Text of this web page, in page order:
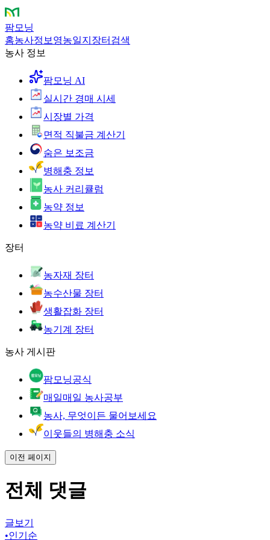
팜모닝
홈농사정보 영농일지 장터 검색
농사 정보
팜모닝 AI
실시간 경매 시세
시장별 가격
면적 직불금 계산기
숨은 보조금
병해충 정보
농사 커리큘럼
농약 정보
농약 비료 계산기
장터
농자재 장터
농수산물 장터
생활잡화 장터
농기계 장터
농사 게시판
팜모닝공식
매일매일 농사공부
농사, 무엇이든 물어보세요
이웃들의 병해충 소식
이전 페이지
전체 댓글
글보기
•인기순